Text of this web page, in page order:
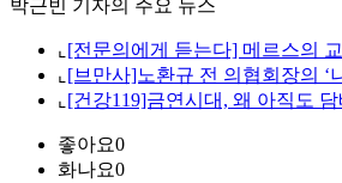
박근빈 기자의 주요 뉴스
⌞ [전문의에게 듣는다] 메르스의
⌞ [브만사]노환규 전 의협회장의 ‘
⌞ [건강119]금연시대, 왜 아직도
좋아요0
화나요0